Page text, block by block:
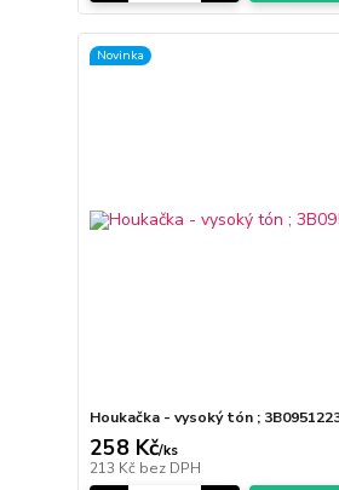
Novinka
Houkačka - vysoký tón ;
258 Kč/ks
213 Kč bez DPH